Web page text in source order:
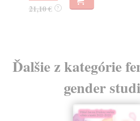
21,10 € ?
Ďalšie z kategórie
gender